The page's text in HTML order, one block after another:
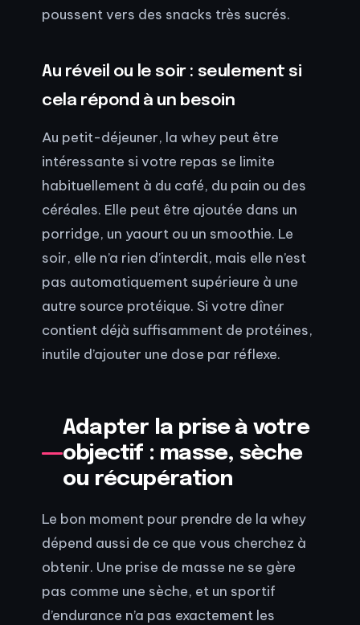
poussent vers des snacks très sucrés.
Au réveil ou le soir : seulement si
cela répond à un besoin
Au petit-déjeuner, la whey peut être
intéressante si votre repas se limite
habituellement à du café, du pain ou des
céréales. Elle peut être ajoutée dans un
porridge, un yaourt ou un smoothie. Le
soir, elle n’a rien d’interdit, mais elle n’est
pas automatiquement supérieure à une
autre source protéique. Si votre dîner
contient déjà suffisamment de protéines,
inutile d’ajouter une dose par réflexe.
Adapter la prise à votre
objectif : masse, sèche
ou récupération
Le bon moment pour prendre de la whey
dépend aussi de ce que vous cherchez à
obtenir. Une prise de masse ne se gère
pas comme une sèche, et un sportif
d’endurance n’a pas exactement les